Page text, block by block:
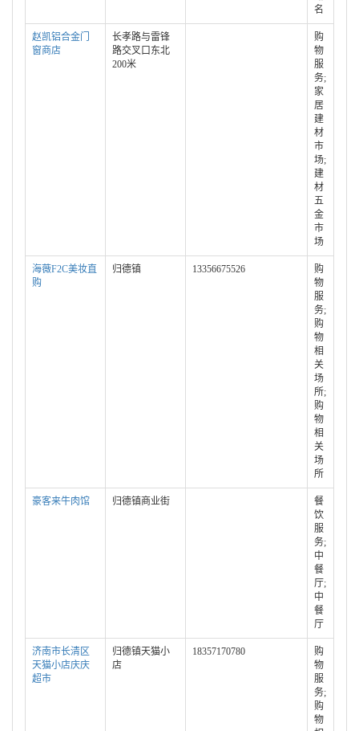
名
赵凯铝合金门
窗商店
长孝路与雷锋
路交叉口东北
200米
购
物
服
务;
家
居
建
材
市
场;
建
材
五
金
市
场
海薇F2C美妆直
购
归德镇 13356675526
购
物
服
务;
购
物
相
关
场
所;
购
物
相
关
场
所
豪客来牛肉馆 归德镇商业街
餐
饮
服
务;
中
餐
厅;
中
餐
厅
济南市长清区
天猫小店庆庆
超市
归德镇天猫小
店
18357170780
购
物
服
务;
购
物